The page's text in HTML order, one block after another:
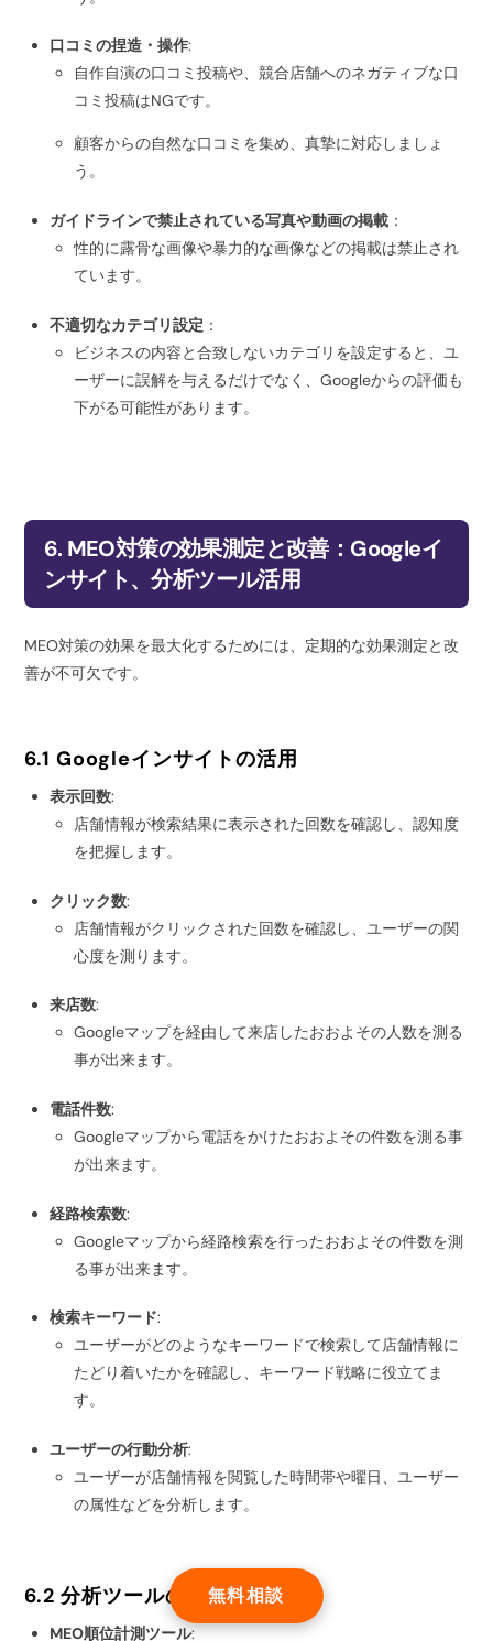
無料相談
口コミの捏造・操作:
自作自演の口コミ投稿や、競合店舗へのネガティブな口
コミ投稿はNGです。
顧客からの自然な口コミを集め、真摯に対応しましょ
う。
ガイドラインで禁止されている写真や動画の掲載：
性的に露骨な画像や暴力的な画像などの掲載は禁止され
ています。
不適切なカテゴリ設定 ：
ビジネスの内容と合致しないカテゴリを設定すると、ユ
ーザーに誤解を与えるだけでなく、Googleからの評価も
下がる可能性があります。
6. MEO対策の効果測定と改善：Googleイ
ンサイト、分析ツール活用
MEO対策の効果を最大化するためには、定期的な効果測定と改
善が不可欠です。
6.1 Googleインサイトの活用
表示回数:
店舗情報が検索結果に表示された回数を確認し、認知度
を把握します。
クリック数:
店舗情報がクリックされた回数を確認し、ユーザーの関
心度を測ります。
来店数:
Googleマップを経由して来店したおおよその人数を測る
事が出来ます。
電話件数:
Googleマップから電話をかけたおおよその件数を測る事
が出来ます。
経路検索数:
Googleマップから経路検索を行ったおおよその件数を測
る事が出来ます。
検索キーワード:
ユーザーがどのようなキーワードで検索して店舗情報に
たどり着いたかを確認し、キーワード戦略に役立てま
す。
ユーザーの行動分析:
ユーザーが店舗情報を閲覧した時間帯や曜日、ユーザー
の属性などを分析します。
6.2 分析ツールの活用
MEO順位計測ツール: